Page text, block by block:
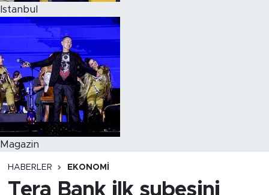
Istanbul
Magazin
HABERLER EKONOMI
Tera Bank ilk şubesini